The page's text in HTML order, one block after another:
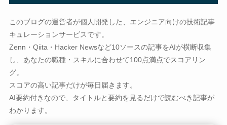
このブログの運営者が個人開発した、エンジニア向けの技術記事
キュレーションサービスです。
Zenn・Qiita・Hacker Newsなど10ソースの記事をAIが横断収集
し、あなたの職種・スキルに合わせて100点満点でスコアリン
グ。
スコアの高い記事だけが毎日届きます。
AI要約付きなので、タイトルと要約を見るだけで読むべき記事が
わかります。